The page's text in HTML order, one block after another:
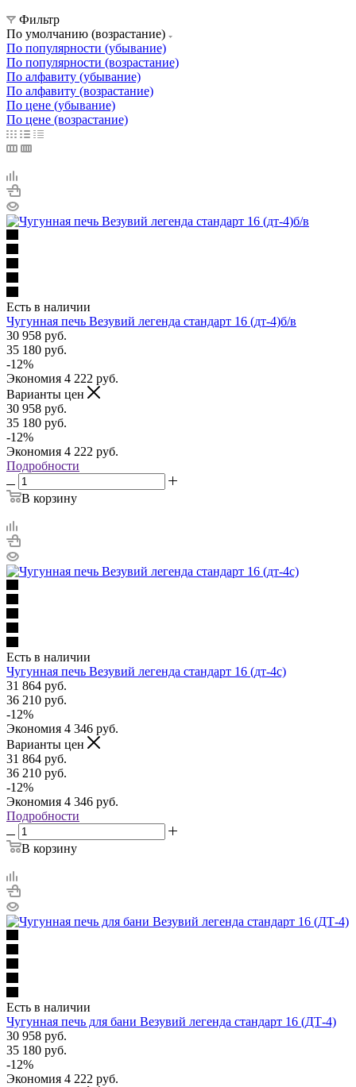
Фильтр
По умолчанию (возрастание)
По популярности (убывание)
По популярности (возрастание)
По алфавиту (убывание)
По алфавиту (возрастание)
По цене (убывание)
По цене (возрастание)
Есть в наличии
Чугунная печь Везувий легенда стандарт 16 (дт-4)б/в
30 958 руб.
35 180 руб.
-12%
Экономия 4 222 руб.
Варианты цен
30 958 руб.
35 180 руб.
-12%
Экономия 4 222 руб.
Подробности
В корзину
Есть в наличии
Чугунная печь Везувий легенда стандарт 16 (дт-4с)
31 864 руб.
36 210 руб.
-12%
Экономия 4 346 руб.
Варианты цен
31 864 руб.
36 210 руб.
-12%
Экономия 4 346 руб.
Подробности
В корзину
Есть в наличии
Чугунная печь для бани Везувий легенда стандарт 16 (ДТ-4)
30 958 руб.
35 180 руб.
-12%
Экономия 4 222 руб.